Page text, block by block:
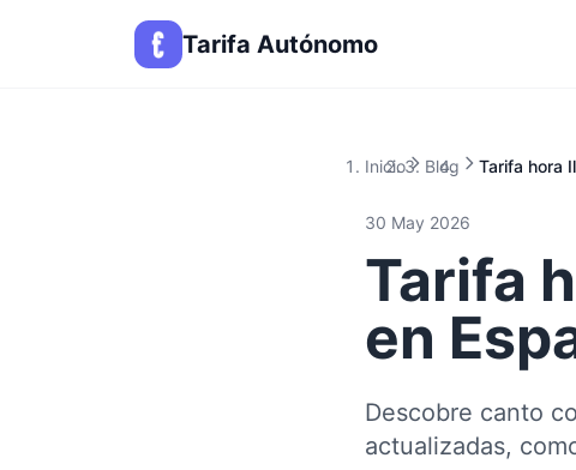
Tarifa Autónomo
Inicio Blog Tarifa hora
30 May 2026
Tarifa
en
Descobre canto
actualizadas,